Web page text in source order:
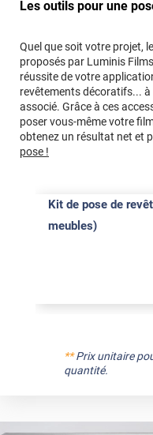
Les outils pour une
Quel que soit votre projet,
proposés par Luminis
réussite de votre
revêtements décoratifs...
associé. Grâce à ces
poser vous-même votre
obtenez un résultat net et
pose !
Kit de pose de
meubles)
**Prix unitaire
quantité.